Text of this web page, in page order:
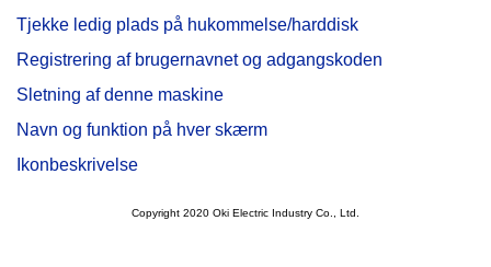
Tjekke ledig plads på hukommelse/harddisk
Registrering af brugernavnet og adgangskoden
Sletning af denne maskine
Navn og funktion på hver skærm
Ikonbeskrivelse
Copyright 2020 Oki Electric Industry Co., Ltd.